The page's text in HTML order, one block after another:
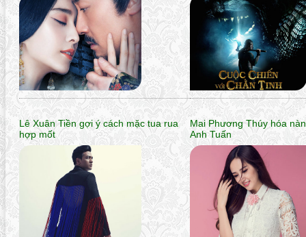
Lê Xuân Tiền gợi ý cách mặc tua rua
hợp mốt
Mai Phương Thúy hóa
Anh Tuấn